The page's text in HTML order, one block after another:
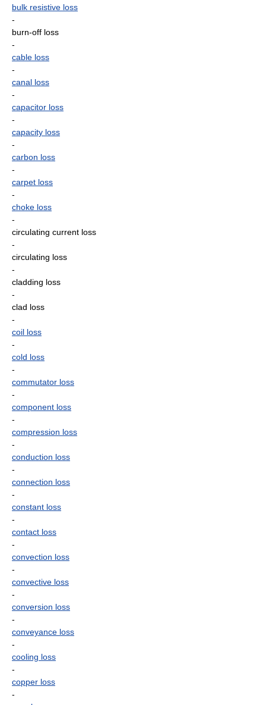
bulk resistive loss
-
burn-off loss
-
cable loss
-
canal loss
-
capacitor loss
-
capacity loss
-
carbon loss
-
carpet loss
-
choke loss
-
circulating current loss
-
circulating loss
-
cladding loss
-
clad loss
-
coil loss
-
cold loss
-
commutator loss
-
component loss
-
compression loss
-
conduction loss
-
connection loss
-
constant loss
-
contact loss
-
convection loss
-
convective loss
-
conversion loss
-
conveyance loss
-
cooling loss
-
copper loss
-